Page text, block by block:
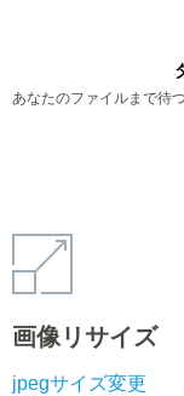
あなたのファイルまで待
画像リサイズ
jpegサイズ変更